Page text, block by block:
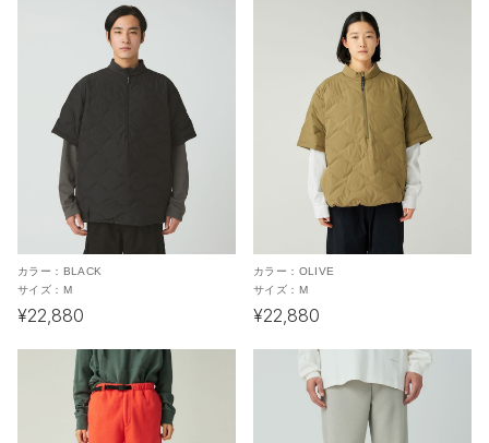
カラー： BLACK
サイズ： M
¥22,880
カラー： OLIVE
サイズ： M
¥22,880